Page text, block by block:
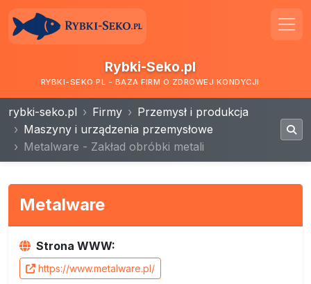
Rybki-Seko.pl
RYBKI-SEKO.PL - BAZA FIRM O ZDROWEJ KONDYCJI
rybki-seko.pl Firmy
Przemysł i produkcja
Maszyny i urządzenia przemysłowe
Metalware - Zakład obróbki metali
Metalware
Strona WWW:
https://www.metalware.pl/